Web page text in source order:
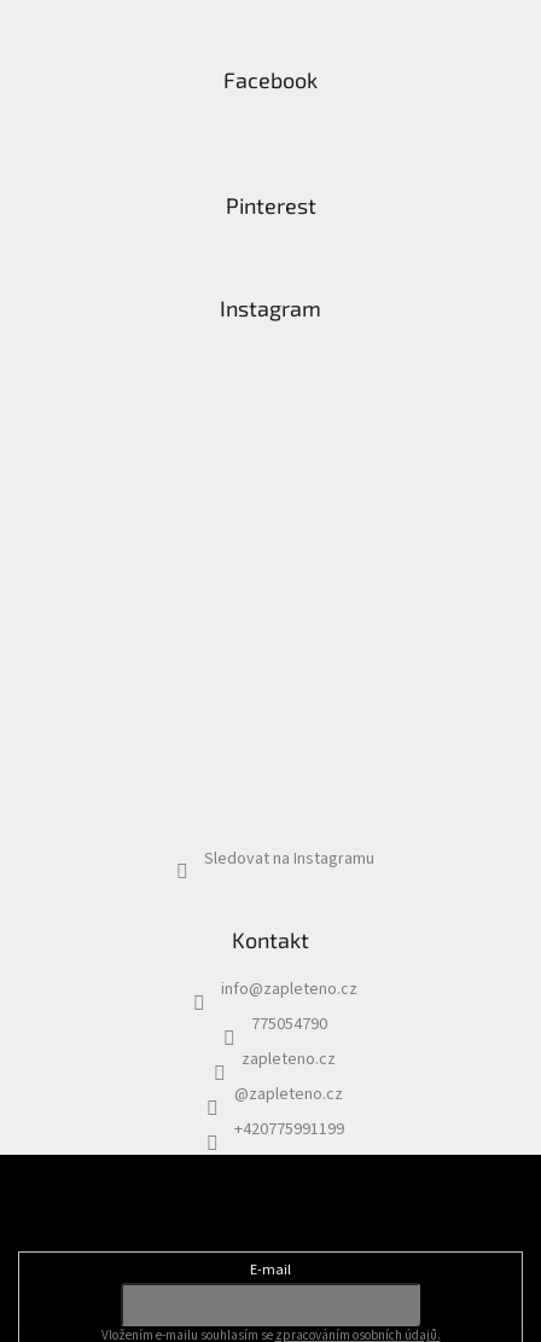
Facebook
Pinterest
Instagram
Sledovat na Instagramu
Kontakt
info@zapleteno.cz
775054790
zapleteno.cz
@zapleteno.cz
+420775991199
E-mail
Vložením e-mailu souhlasím se zpracováním osobních údajů.